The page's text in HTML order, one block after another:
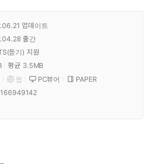
업데이트
출간
듣기) 지원
평균 3.5MB
웹 PC뷰어
PAPER